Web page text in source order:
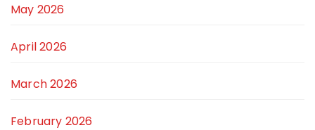
May 2026
April 2026
March 2026
February 2026